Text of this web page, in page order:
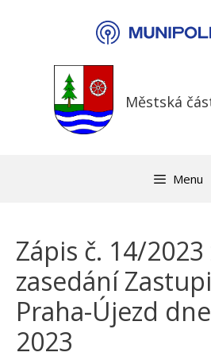
Městská
Menu
Zápis č. 14/2023
zasedání
Praha-Újezd
2023